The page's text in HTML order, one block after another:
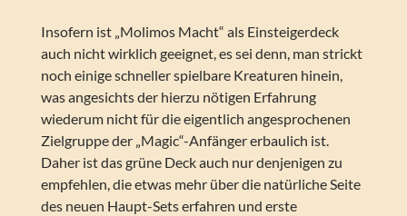
Insofern ist „Molimos Macht“ als Einsteigerdeck
auch nicht wirklich geeignet, es sei denn, man strickt
noch einige schneller spielbare Kreaturen hinein,
was angesichts der hierzu nötigen Erfahrung
wiederum nicht für die eigentlich angesprochenen
Zielgruppe der „Magic“-Anfänger erbaulich ist.
Daher ist das grüne Deck auch nur denjenigen zu
empfehlen, die etwas mehr über die natürliche Seite
des neuen Haupt-Sets erfahren und erste